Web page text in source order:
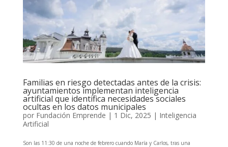
Familias en riesgo detectadas antes de la crisis:
ayuntamientos implementan inteligencia
artificial que identifica necesidades sociales
ocultas en los datos municipales
por Fundación Emprende | 1 Dic, 2025 | Inteligencia
Artificial
Son las 11:30 de una noche de febrero cuando María y Carlos, tras una